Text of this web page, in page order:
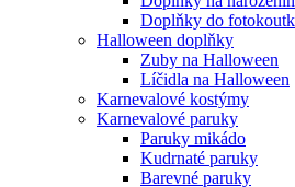
Doplňky do
Halloween doplňky
Zuby na Halloween
Líčidla na Halloween
Karnevalové kostýmy
Karnevalové paruky
Paruky mikádo
Kudrnaté paruky
Barevné paruky